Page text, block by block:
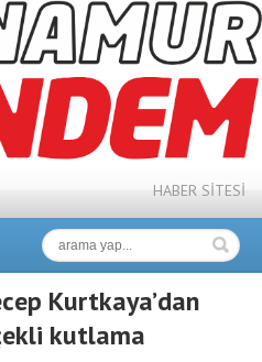
HABER SİTESİ
Kurtkaya’dan
kutlama